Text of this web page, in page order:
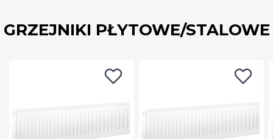
GRZEJNIKI PŁYTOWE/STALOWE